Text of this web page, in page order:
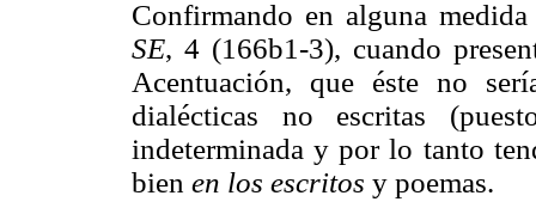
Confirmando en alguna
SE, 4 (166b1-3), cuando
Acentuación, que éste no
dialécticas no escritas
indeterminada y por lo tanto
bien en los escritos y poemas.